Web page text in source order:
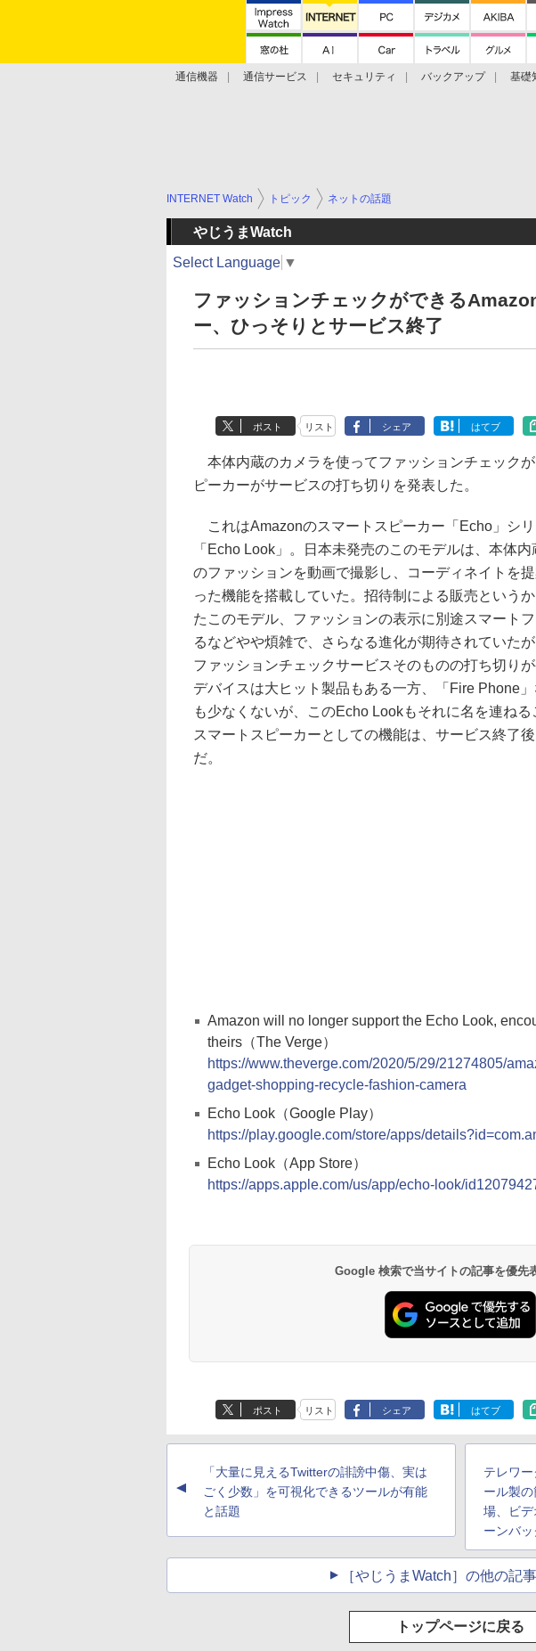
通信機器 通信サービス セキュリティ バックアップ 基礎
INTERNET Watch トピック ネットの話題
やじうまWatch
Select Language ▼
ファッションチェックができる
ー、ひっそりとサービス終了
ポスト リスト シェア はてブ
本体内蔵のカメラを使ってファッションチェック
ピーカーがサービスの打ち切りを発表した。
これはAmazonのスマートスピーカー「Echo」シ
「Echo Look」。日本未発売のこのモデルは、本体
のファッションを動画で撮影し、コーディネイトを
った機能を搭載していた。招待制による販売という
たこのモデル、ファッションの表示に別途スマート
るなどやや煩雑で、さらなる進化が期待されていた
ファッションチェックサービスそのものの打ち切り
デバイスは大ヒット製品もある一方、「Fire Phone
も少なくないが、このEcho Lookもそれに名を連ね
スマートスピーカーとしての機能は、サービス終了
だ。
Amazon will no longer support the Echo Look,
theirs（The Verge）
https://www.theverge.com/2020/5/29/21274805/
gadget-shopping-recycle-fashion-camera
Echo Look（Google Play）
https://play.google.com/store/apps/
‎Echo Look（App Store）
https://apps.apple.com/us/app/echo-look/
Google 検索で当サイトの記事を優先
ポスト リスト シェア はてブ
▲
「大量に見えるTwitterの誹謗中傷、実は
ごく少数」を可視化できるツールが有能
と話題
テレワ
ール製
場、ビデ
ーンバッ
［やじうまWatch］の他の記
トップページに戻る